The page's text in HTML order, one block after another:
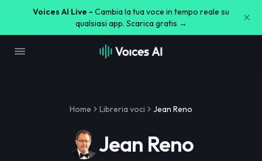
Voices AI Live - Cambia la tua voce in tempo reale su
qualsiasi app. Scarica gratis →
Home Libreria voci Jean Reno
Jean Reno